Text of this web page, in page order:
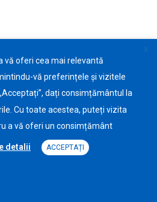
X
vă oferi cea mai relevantă
vă preferințele și vizitele
dați consimțământul la
Cu toate acestea, puteți vizita
a vă oferi un consimțământ
detalii ACCEPTAȚI